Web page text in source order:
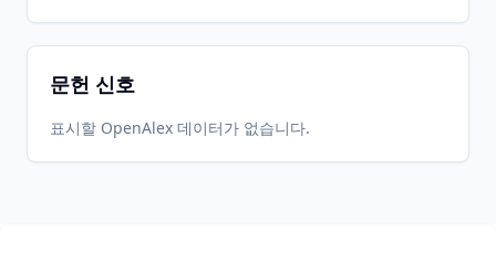
문헌 신호
표시할 OpenAlex 데이터가 없습니다.